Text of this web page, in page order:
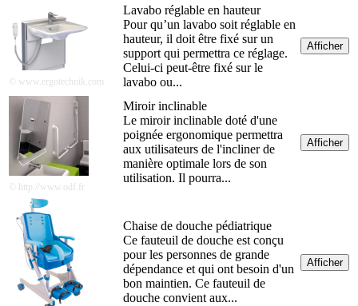
© www.ergotechnik.com
Lavabo réglable en hauteur
Pour qu’un lavabo soit réglable en
hauteur, il doit être fixé sur un
support qui permettra ce réglage.
Celui-ci peut-être fixé sur le
lavabo ou...
Afficher
© http://www.odf.fr
Miroir inclinable
Le miroir inclinable doté d'une
poignée ergonomique permettra
aux utilisateurs de l'incliner de
manière optimale lors de son
utilisation. Il pourra...
Afficher
Chaise de douche pédiatrique
Ce fauteuil de douche est conçu
pour les personnes de grande
dépendance et qui ont besoin d'un
bon maintien. Ce fauteuil de
douche convient aux...
Afficher